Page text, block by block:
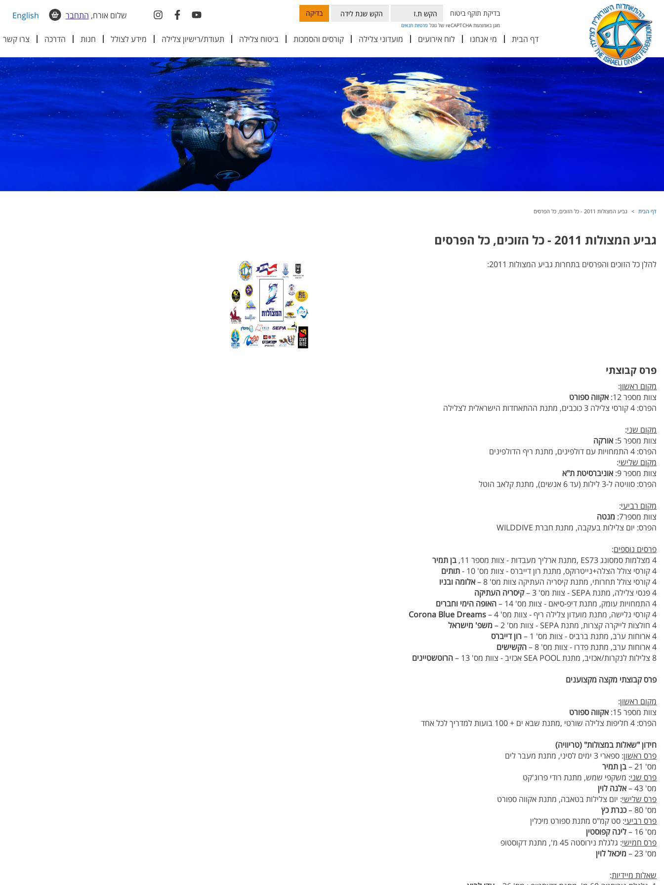
בדיקת תוקף ביטוח בדיקה
מוגן באמצעות reCAPTCHA של גוגל פרטיות תנאים
English שלום אורח, התחבר
דף הבית מי אנחנו לוח אירועים מועדוני צלילה קורסים והסמכות ביטוח צלילה תעודת/רישיון צלילה מידע לצולל חנות הדרכה צרו קשר
דף הבית גביע המצולות 2011 - כל הזוכים, כל הפרסים
גביע המצולות 2011 - כל הזוכים, כל הפרסים
להלן כל הזוכים והפרסים בתחרות גביע המצולות 2011:
פרס קבוצתי
מקום ראשון:
צוות מספר 12:
אקווה ספורט
הפרס: 4 קורסי צלילה 3 כוכבים, מתנת ההתאחדות הישראלית לצלילה
מקום שני:
צוות מספר 5:
אורקה
הפרס: 4 התמחויות עם דולפינים, מתנת ריף הדולפינים
מקום שלישי:
צוות מספר 9:
אוניברסיטת ת"א
הפרס: סוויטה ל-3 לילות (עד 6 אנשים), מתנת קלאב הוטל
מקום רביעי:
צוות מספר7:
מנטה
הפרס: יום צלילות בעקבה, מתנת חברת WILDDIVE
פרסים נוספים:
4 מצלמות סמסונג ES73 ,מתנת ארליך מעבדות - צוות מספר 11,
בן תמיר
4 קורסי צולל הצלה+נייטרוקס, מתנת רון דייברס - צוות מס' 10 -
תותים
4 קורסי צולל תחרותי, מתנת קיסריה העתיקה צוות מס' 8 –
אלומה ובניו
4 פנסי צלילה, מתנת SEPA - צוות מס' 3 –
קיסריה העתיקה
4 התמחויות עומק, מתנת דיפ-סיאם - צוות מס' 14 –
האופה הימי וחברים
4 קורסי גלישה, מתנת מועדון צלילה ריף - צוות מס' 4 –
Corona Blue Dreams
4 חולצות לייקרה קצרות, מתנת SEPA - צוות מס' 2 –
משפ' מישראל
4 ארוחות ערב, מתנת ברביס - צוות מס' 1 –
רון דייברס
4 ארוחות ערב, מתנת פדרו - צוות מס' 8 –
הקשישים
8 צלילות לנקרות/אכזיב, מתנת SEA POOL אכזיב - צוות מס' 13 –
הרוטשטיינים
פרס קבוצתי מקצה מקצוענים
מקום ראשון:
צוות מספר 15:
אקווה ספורט
הפרס: 4 חליפות צלילה שורטי ,מתנת שבא ים + 100 בועות למדריך לכל אחד
חידון "שאלות במצולות" (טריוויה)
פרס ראשון: ספארי 3 ימים לסיני, מתנת מעבר לים
מס' 21 –
בן תמיר
פרס שני: משקפי שמש, מתנת רודי פרוג'קט
מס' 43 –
אלנה לוין
פרס שלישי: יום צלילות בטאבה, מתנת אקווה ספורט
מס' 80 –
כנרת כץ
פרס רביעי: סט קמ"ס מתנת ספורט מיכלין
מס' 16 –
לינה קפוסטין
פרס חמישי: גלגלת נירוסטה 45 מ', מתנת דקוסטופ
מס' 23 –
מיכאל לוין
שאלות מיידיות: